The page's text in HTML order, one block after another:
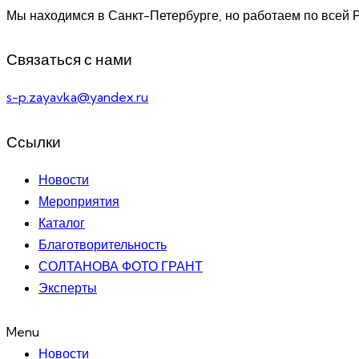
Мы находимся в Санкт-Петербурге, но работаем по всей
Связаться с нами
s-p.zayavka@yandex.ru
Ссылки
Новости
Мероприятия
Каталог
Благотворительность
СОЛТАНОВА ФОТО ГРАНТ
Эксперты
Menu
Новости